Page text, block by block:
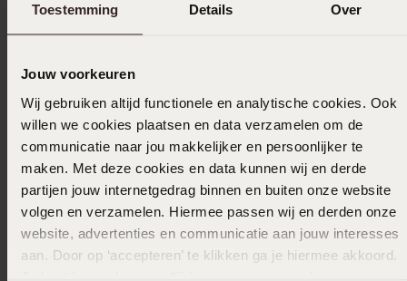
Toestemming Details Over
Jouw voorkeuren
Wij gebruiken altijd functionele en analytische cookies. Ook
willen we cookies plaatsen en data verzamelen om de
communicatie naar jou makkelijker en persoonlijker te
maken. Met deze cookies en data kunnen wij en derde
partijen jouw internetgedrag binnen en buiten onze website
volgen en verzamelen. Hiermee passen wij en derden onze
website, advertenties en communicatie aan jouw interesses
aan. Door op ‘accepteren’ te klikken ga je hiermee akkoord.
Filter
Heel mooie ketting
21-01-2023 - Nancy B.
Er zittingen kleine schilfertjes op het staal
niet goed afgewerkt en de lengte veel te